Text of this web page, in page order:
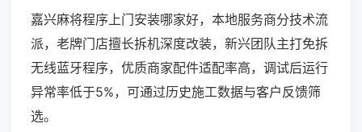
嘉兴麻将程序上门安装哪家好，本地服务商分技术流
派，老牌门店擅长拆机深度改装，新兴团队主打免拆
无线蓝牙程序，优质商家配件适配率高，调试后运行
异常率低于5%，可通过历史施工数据与客户反馈筛
选。